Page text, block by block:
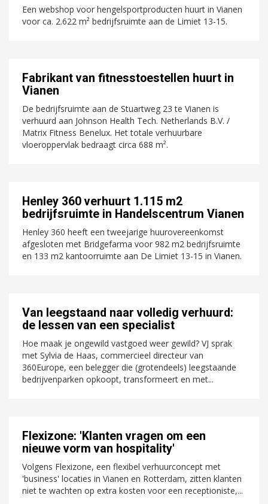
Een webshop voor hengelsportproducten huurt in Vianen
voor ca. 2.622 m² bedrijfsruimte aan de Limiet 13-15.
Fabrikant van fitnesstoestellen huurt in
Vianen
De bedrijfsruimte aan de Stuartweg 23 te Vianen is
verhuurd aan Johnson Health Tech. Netherlands B.V. /
Matrix Fitness Benelux. Het totale verhuurbare
vloeroppervlak bedraagt circa 688 m².
Henley 360 verhuurt 1.115 m2
bedrijfsruimte in Handelscentrum Vianen
Henley 360 heeft een tweejarige huurovereenkomst
afgesloten met Bridgefarma voor 982 m2 bedrijfsruimte
en 133 m2 kantoorruimte aan De Limiet 13-15 in Vianen.
Van leegstaand naar volledig verhuurd:
de lessen van een specialist
Hoe maak je ongewild vastgoed weer gewild? VJ sprak
met Sylvia de Haas, commercieel directeur van
360Europe, een belegger die (grotendeels) leegstaande
bedrijvenparken opkoopt, transformeert en met...
Flexizone​: 'Klanten vragen om een
nieuwe vorm van hospitality'
Volgens Flexizone​, een flexibel verhuurconcept met
'business' locaties in Vianen en Rotterdam, ​zitten​ ​klanten​ ​
niet​ ​te​ ​wachten​ ​op​ ​extra​ ​kosten​ ​voor​ ​een​ ​receptioniste,...